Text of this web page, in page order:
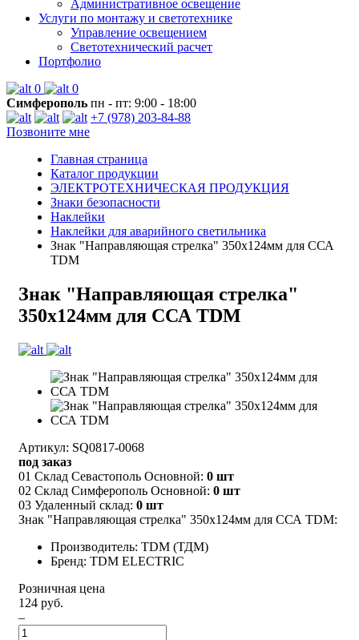
Административное освещение
Услуги по монтажу и светотехнике
Управление освещением
Светотехнический расчет
Портфолио
0
0
Симферополь пн - пт: 9:00 - 18:00
+7 (978) 203-84-88
Позвоните мне
Главная страница
Каталог продукции
ЭЛЕКТРОТЕХНИЧЕСКАЯ ПРОДУКЦИЯ
Знаки безопасности
Наклейки
Наклейки для аварийного светильника
Знак "Направляющая стрелка" 350х124мм для ССА
TDM
Знак "Направляющая стрелка"
350х124мм для ССА TDM
Артикул: SQ0817-0068
под заказ
01 Склад Севастополь Основной: 0 шт
02 Склад Симферополь Основной: 0 шт
03 Удаленный склад: 0 шт
Знак "Направляющая стрелка" 350х124мм для ССА TDM:
Производитель: TDM (ТДМ)
Бренд: TDM ELECTRIC
Розничная цена
124 руб.
–